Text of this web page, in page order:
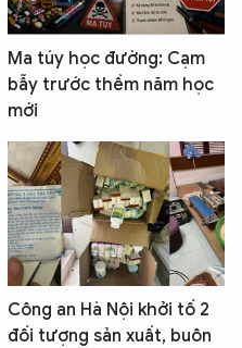
Ma túy học đường: Cạm
bẫy trước thềm năm học
mới
Công an Hà Nội khởi tố 2
đối tượng sản xuất, buôn